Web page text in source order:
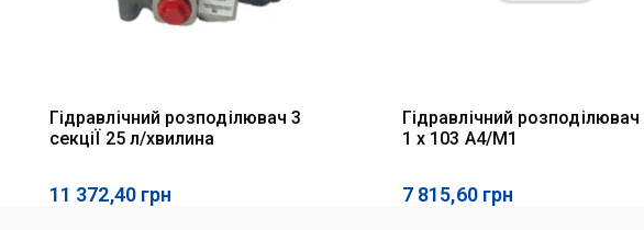
Гідравлічний розподілювач 3
секціЇ 25 л/хвилина
11 372,40 грн
Гідравлічний розподілювач
1 x 103 A4/M1
7 815,60 грн